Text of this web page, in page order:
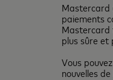
Mastercard
paiements
Mastercard
plus sûre et
Vous
nouvelles